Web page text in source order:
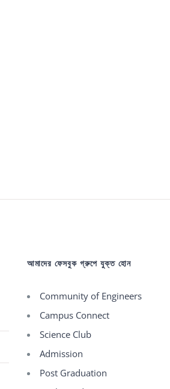
আমাদের ফেসবুক গ্রুপে যুক্ত হোন
Community of Engineers
Campus Connect
Science Club
Admission
Post Graduation